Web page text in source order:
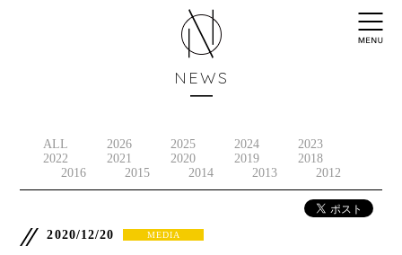
NEWS
ALL 2026 2025 2024
2023
2022
2021 2020 2019
2018
2016
2015 2014 2013 2012
2020/12/20 MEDIA